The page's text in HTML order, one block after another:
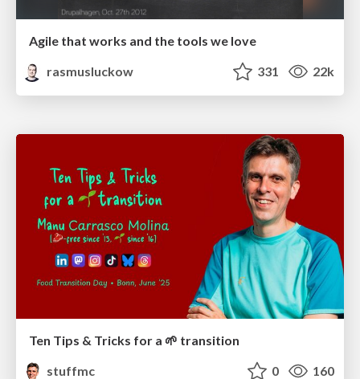
Agile that works and the tools we love
rasmusluckow
331 22k
Ten Tips & Tricks for a 🌱 transition
stuffmc
0 160